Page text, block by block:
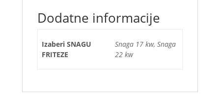
Dodatne informacije
Izaberi SNAGU
FRITEZE
Snaga 17 kw, Snaga
22 kw